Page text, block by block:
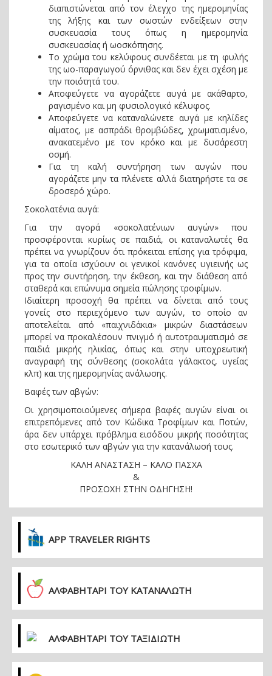
διαπιστώνεται από τον έλεγχο της ημερομηνίας
της λήξης και των σωστών ενδείξεων στην
συσκευασία τους όπως η ημερομηνία
συσκευασίας ή ωοσκόπησης.
Το χρώμα του κελύφους συνδέεται με τη φυλής
της ωο-παραγωγού όρνιθας και δεν έχει σχέση με
την ποιότητά του.
Αποφεύγετε να αγοράζετε αυγά με ακάθαρτο,
ραγισμένο και μη φυσιολογικό κέλυφος.
Αποφεύγετε να καταναλώνετε αυγά με κηλίδες
αίματος, με ασπράδι θρομβώδες, χρωματισμένο,
ανακατεμένο με τον κρόκο και με δυσάρεστη
οσμή.
Για τη καλή συντήρηση των αυγών που
αγοράζετε μην τα πλένετε αλλά διατηρήστε τα σε
δροσερό χώρο.
Σοκολατένια αυγά:
Για την αγορά «σοκολατένιων αυγών» που
προσφέρονται κυρίως σε παιδιά, οι καταναλωτές θα
πρέπει να γνωρίζουν ότι πρόκειται επίσης για τρόφιμα,
για τα οποία ισχύουν οι γενικοί κανόνες υγιεινής ως
προς την συντήρηση, την έκθεση, και την διάθεση από
σταθερά και επώνυμα σημεία πώλησης τροφίμων.
Ιδιαίτερη προσοχή θα πρέπει να δίνεται από τους
γονείς στο περιεχόμενο των αυγών, το οποίο αν
αποτελείται από «παιχνιδάκια» μικρών διαστάσεων
μπορεί να προκαλέσουν πνιγμό ή αυτοτραυματισμό σε
παιδιά μικρής ηλικίας, όπως και στην υποχρεωτική
αναγραφή της σύνθεσης (σοκολάτα γάλακτος, υγείας
κλπ) και της ημερομηνίας ανάλωσης.
Βαφές των αβγών:
Οι χρησιμοποιούμενες σήμερα βαφές αυγών είναι οι
επιτρεπόμενες από τον Κώδικα Τροφίμων και Ποτών,
άρα δεν υπάρχει πρόβλημα εισόδου μικρής ποσότητας
στο εσωτερικό των αβγών για την κατανάλωσή τους.
ΚΑΛΗ ΑΝΑΣΤΑΣΗ – ΚΑΛΟ ΠΑΣΧΑ
&
ΠΡΟΣΟΧΗ ΣΤΗΝ ΟΔΗΓΗΣΗ!
APP TRAVELER RIGHTS
ΑΛΦΑΒΗΤΑΡΙ ΤΟΥ ΚΑΤΑΝΑΛΩΤΗ
ΑΛΦΑΒΗΤΑΡΙ ΤΟΥ ΤΑΞΙΔΙΩΤΗ